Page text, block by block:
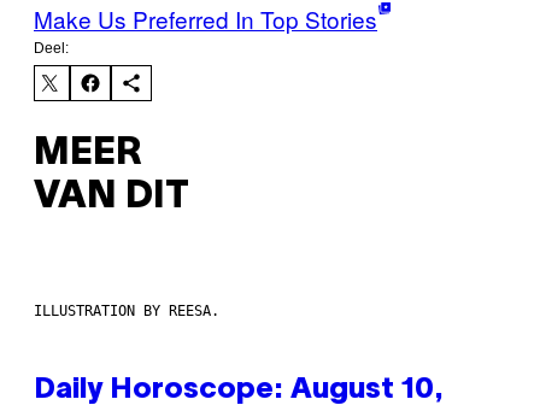
Make Us Preferred In Top Stories
Deel:
MEER
VAN DIT
ILLUSTRATION BY REESA.
Daily Horoscope: August 10,